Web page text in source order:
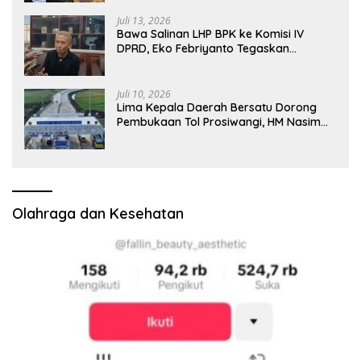
Juli 13, 2026
Bawa Salinan LHP BPK ke Komisi IV
DPRD, Eko Febriyanto Tegaskan
Juli 10, 2026
Lima Kepala Daerah Bersatu Dorong
Pembukaan Tol Prosiwangi, HM Nasim
Olahraga dan Kesehatan